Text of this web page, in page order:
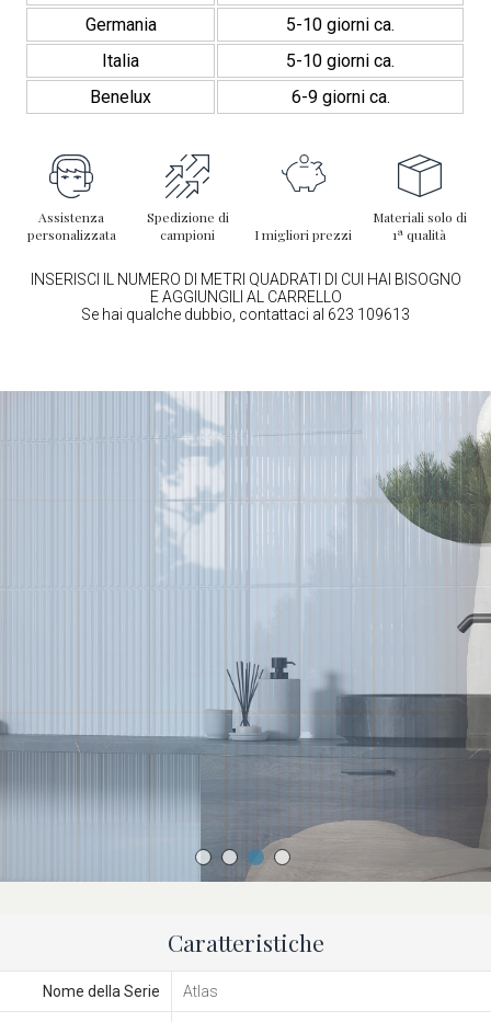
Germania
5-10 giorni ca.
Italia
5-10 giorni ca.
Benelux
6-9 giorni ca.
Assistenza
personalizzata
Spedizione di
campioni
I migliori prezzi
Materiali solo di
1ª qualità
INSERISCI IL NUMERO DI METRI QUADRATI DI CUI HAI BISOGNO
E AGGIUNGILI AL CARRELLO
Se hai qualche dubbio, contattaci al 623 109613
Caratteristiche
Nome della Serie Atlas